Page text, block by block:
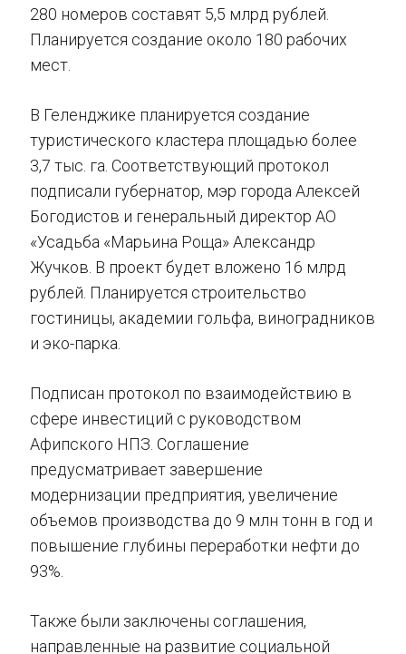
280 номеров составят 5,5 млрд рублей.
Планируется создание около 180 рабочих
мест.
В Геленджике планируется создание
туристического кластера площадью более
3,7 тыс. га. Соответствующий протокол
подписали губернатор, мэр города Алексей
Богодистов и генеральный директор АО
«Усадьба «Марьина Роща» Александр
Жучков. В проект будет вложено 16 млрд
рублей. Планируется строительство
гостиницы, академии гольфа, виноградников
и эко-парка.
Подписан протокол по взаимодействию в
сфере инвестиций с руководством
Афипского НПЗ. Соглашение
предусматривает завершение
модернизации предприятия, увеличение
объемов производства до 9 млн тонн в год и
повышение глубины переработки нефти до
93%.
Также были заключены соглашения,
направленные на развитие социальной